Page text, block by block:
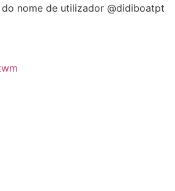
nome de utilizador @didiboatpt